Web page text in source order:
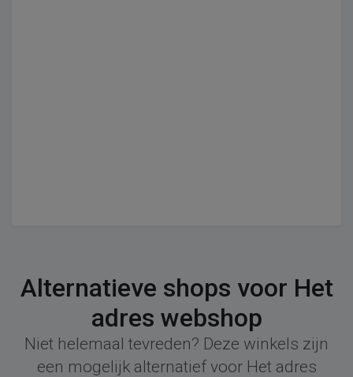
Alternatieve shops voor Het
adres webshop
Niet helemaal tevreden? Deze winkels zijn
een mogelijk alternatief voor Het adres